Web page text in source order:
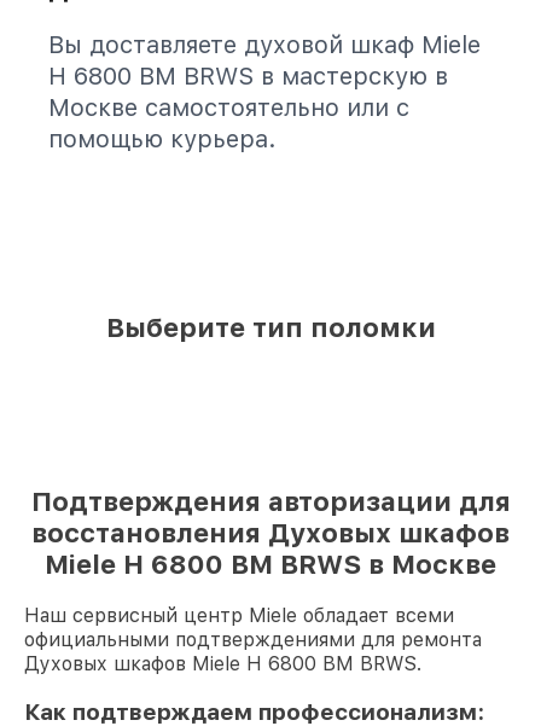
Вы доставляете духовой шкаф Miele
H 6800 BM BRWS в мастерскую в
Москве самостоятельно или с
помощью курьера.
Выберите тип поломки
Подтверждения авторизации для
восстановления Духовых шкафов
Miele H 6800 BM BRWS в Москве
Наш сервисный центр Miele обладает всеми
официальными подтверждениями для ремонта
Духовых шкафов Miele H 6800 BM BRWS.
Как подтверждаем профессионализм: